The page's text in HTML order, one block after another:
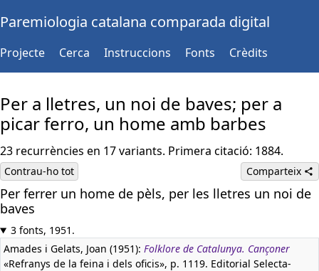
Paremiologia catalana comparada digital
Projecte Cerca Instruccions Fonts Crèdits
Per a lletres, un noi de baves; per a
picar ferro, un home amb barbes
23 recurrències en 17 variants. Primera citació: 1884.
Contrau-ho tot Comparteix
Per ferrer un home de pèls, per les lletres un noi de
baves
3 fonts, 1951.
Amades i Gelats, Joan (1951): Folklore de Catalunya. Cançoner
«Refranys de la feina i dels oficis», p. 1119. Editorial Selecta-